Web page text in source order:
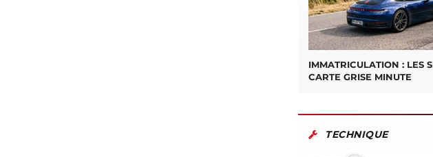
IMMATRICULATION : LES
CARTE GRISE MINUTE
TECHNIQUE